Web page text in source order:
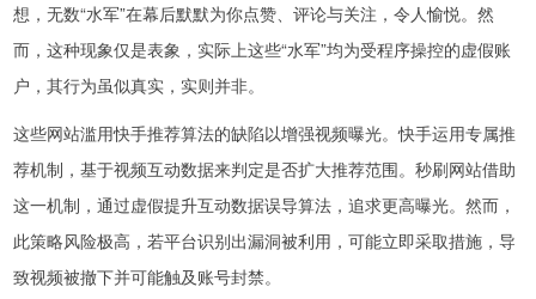
想，无数“水军”在幕后默默为你点赞、评论与关注，令人愉悦。然
而，这种现象仅是表象，实际上这些“水军”均为受程序操控的虚假账
户，其行为虽似真实，实则并非。
这些网站滥用快手推荐算法的缺陷以增强视频曝光。快手运用专属推
荐机制，基于视频互动数据来判定是否扩大推荐范围。秒刷网站借助
这一机制，通过虚假提升互动数据误导算法，追求更高曝光。然而，
此策略风险极高，若平台识别出漏洞被利用，可能立即采取措施，导
致视频被撤下并可能触及账号封禁。